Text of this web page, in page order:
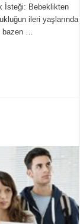
İsteği: Bebeklikten
ileri yaşlarında
bazen …